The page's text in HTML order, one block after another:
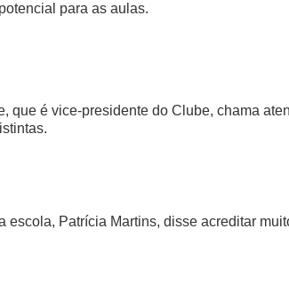
para as aulas.
que é vice-presidente do Clube, chama
escola, Patrícia Martins, disse acreditar